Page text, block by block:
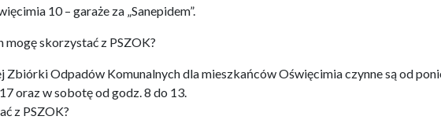
10 – garaże za „Sanepidem”.
mogę skorzystać z PSZOK?
Zbiórki Odpadów Komunalnych dla mieszkańców Oświęcimia czynne są od
oraz w sobotę od godz. 8 do 13.
z PSZOK?